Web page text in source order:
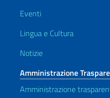
Eventi
Lingua e Cultura
Notizie
Amministrazione
Amministrazione